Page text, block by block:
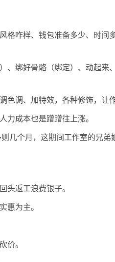
格咋样、钱包准备多少、时间
、绑好骨骼（绑定）、动起来
色调、加特效，各种修饰，让作
力成本也是蹭蹭往上涨。
几个月，这期间工作室的兄弟
头返工浪费银子。
惠为主。
价。